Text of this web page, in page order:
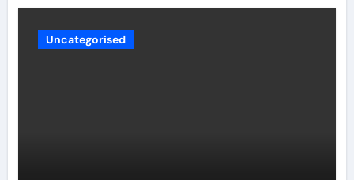
Uncategorised